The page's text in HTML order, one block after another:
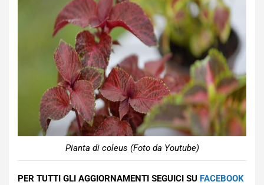
Pianta di coleus (Foto da Youtube)
PER TUTTI GLI AGGIORNAMENTI SEGUICI SU FACEBOOK